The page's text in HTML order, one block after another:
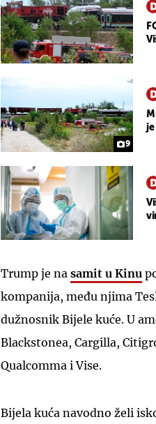
9
je
Trump je na samit u Kinu
kompanija, među njima
dužnosnik Bijele kuće. U
Blackstonea, Cargilla,
Qualcomma i Vise.
Bijela kuća navodno želi